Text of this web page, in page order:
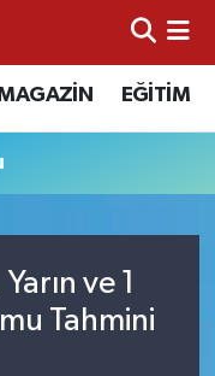
EĞİTİM
ve 1
Tahmini